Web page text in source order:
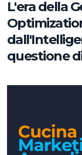
L'era della
questione